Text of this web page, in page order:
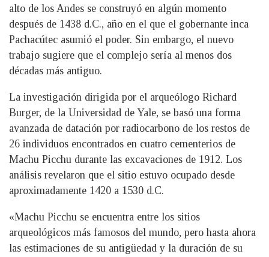
alto de los Andes se construyó en algún momento
después de 1438 d.C., año en el que el gobernante inca
Pachacútec asumió el poder. Sin embargo, el nuevo
trabajo sugiere que el complejo sería al menos dos
décadas más antiguo.
La investigación dirigida por el arqueólogo Richard
Burger, de la Universidad de Yale, se basó una forma
avanzada de datación por radiocarbono de los restos de
26 individuos encontrados en cuatro cementerios de
Machu Picchu durante las excavaciones de 1912. Los
análisis revelaron que el sitio estuvo ocupado desde
aproximadamente 1420 a 1530 d.C.
«Machu Picchu se encuentra entre los sitios
arqueológicos más famosos del mundo, pero hasta ahora
las estimaciones de su antigüedad y la duración de su